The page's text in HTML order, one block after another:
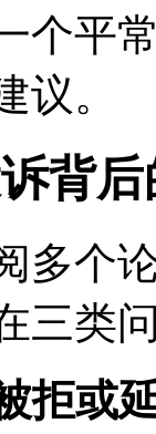
个平
议。
背后
多个
三类
拒或